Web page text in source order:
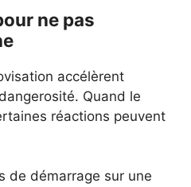
ne pas
accélèrent
Quand le
réactions peuvent
de démarrage sur une